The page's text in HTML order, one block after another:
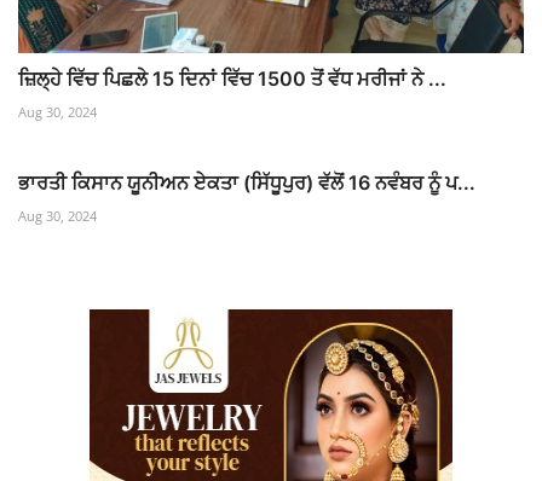
ਜ਼ਿਲ੍ਹੇ ਵਿੱਚ ਪਿਛਲੇ 15 ਦਿਨਾਂ ਵਿੱਚ 1500 ਤੋਂ ਵੱਧ ਮਰੀਜਾਂ ਨੇ ...
Aug 30, 2024
ਭਾਰਤੀ ਕਿਸਾਨ ਯੂਨੀਅਨ ਏਕਤਾ (ਸਿੱਧੂਪੁਰ) ਵੱਲੋਂ 16 ਨਵੰਬਰ ਨੂੰ ਪ...
Aug 30, 2024